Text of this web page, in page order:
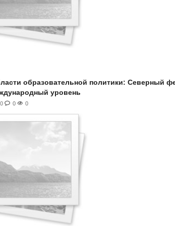
образовательной политики: Северный
уровень
0 0